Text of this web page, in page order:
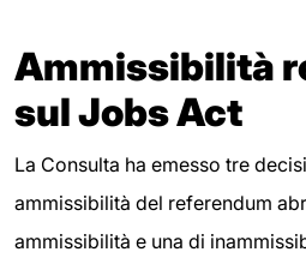
Ammissibilità
sul Jobs Act
La Consulta ha emesso tre
ammissibilità del referendum
ammissibilità e una di